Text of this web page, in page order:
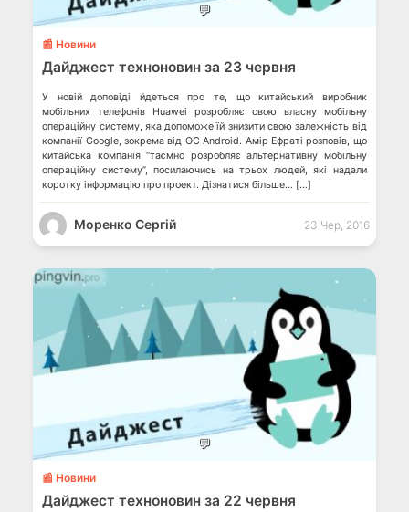
💬
📰 Новини
Дайджест техноновин за 23 червня
У новій доповіді йдеться про те, що китайський виробник
мобільних телефонів Huawei розробляє свою власну мобільну
операційну систему, яка допоможе їй знизити свою залежність від
компанії Google, зокрема від ОС Android. Амір Ефраті розповів, що
китайська компанія “таємно розробляє альтернативну мобільну
операційну систему”, посилаючись на трьох людей, які надали
коротку інформацію про проект. Дізнатися більше… […]
Моренко Сергій 23 Чер, 2016
💬
📰 Новини
Дайджест техноновин за 22 червня